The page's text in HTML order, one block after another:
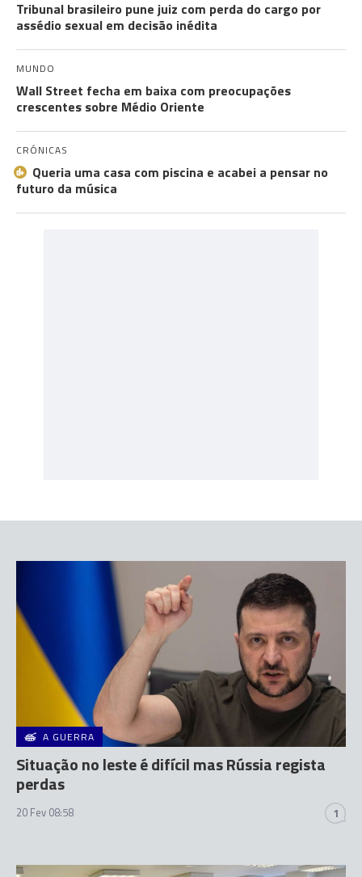
Tribunal brasileiro pune juiz com perda do cargo por
assédio sexual em decisão inédita
MUNDO
Wall Street fecha em baixa com preocupações
crescentes sobre Médio Oriente
CRÓNICAS
Queria uma casa com piscina e acabei a pensar no
futuro da música
A GUERRA
Situação no leste é difícil mas Rússia regista
perdas
20 Fev 08:58 1